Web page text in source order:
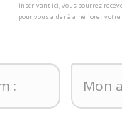
inscrivant ici, vous pourrez
pour ​vous aider à améliorer